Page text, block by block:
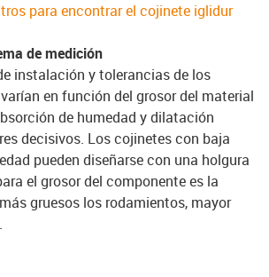
para encontrar el cojinete iglidur
de medición
instalación y tolerancias de los
en función del grosor del material
de humedad y dilatación
decisivos. Los cojinetes con baja
pueden diseñarse con una holgura
el grosor del componente es la
gruesos los rodamientos, mayor